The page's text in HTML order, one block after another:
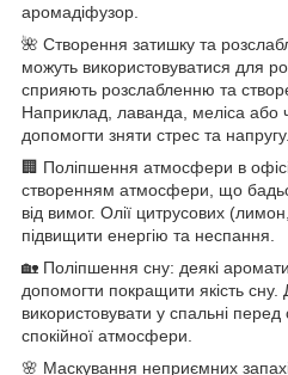
аромадіфузор.
🌺 Створення затишку та
можуть використовуватися для
сприяють розслабленню та
Наприклад, лаванда, меліса або
допомогти зняти стрес та напругу.
🏢 Поліпшення атмосфери в
створенням атмосфери, що
від вимог. Олії цитрусових
підвищити енергію та неспання.
🏡 Поліпшення сну: деякі
допомогти покращити якість
використовувати у спальні
спокійної атмосфери.
🌸 Маскування неприємних